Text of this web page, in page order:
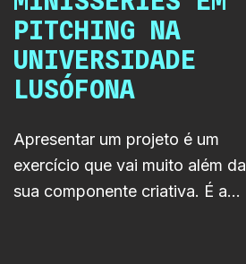
PITCHING NA
UNIVERSIDADE
LUSÓFONA
Apresentar um projeto é um
exercício que vai muito além da
sua componente criativa. É a